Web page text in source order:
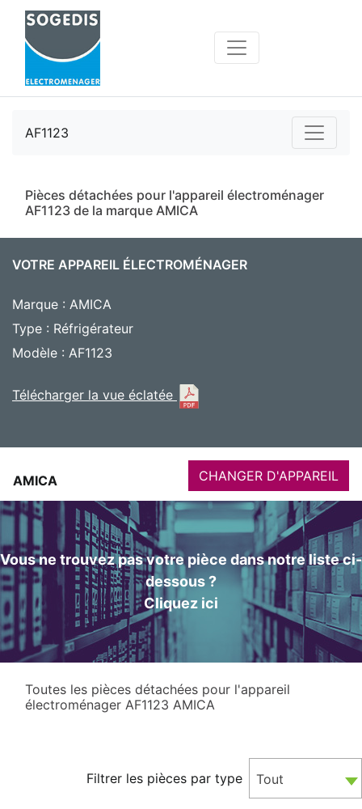
AF1123
Pièces détachées pour l'appareil électroménager
AF1123 de la marque AMICA
VOTRE APPAREIL ÉLECTROMÉNAGER
Marque : AMICA
Type : Réfrigérateur
Modèle : AF1123
Télécharger la vue éclatée
AMICA CHANGER D'APPAREIL
Vous ne trouvez pas votre pièce dans notre liste ci-
dessous ?
Cliquez ici
Toutes les pièces détachées pour l'appareil
électroménager AF1123 AMICA
Filtrer les pièces par type Tout